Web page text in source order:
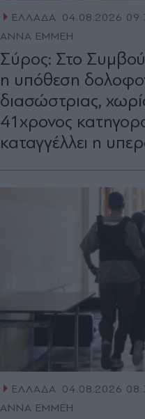
ΕΛΛΑΔΑ 04.08.2026
ΑΝΝΑ ΕΜΜΕΗ
Σύρος: Στο
η υπόθεση
διασώστριας,
41χρονος
καταγγέλλει η
ΕΛΛΑΔΑ
04.08.2026
ΑΝΝΑ ΕΜΜΕΗ